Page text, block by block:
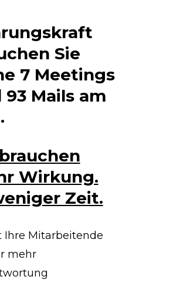
Sie
7 Meetings
93 Mails am
Wirkung.
Zeit.
Ihre Mitarbeitende
mehr